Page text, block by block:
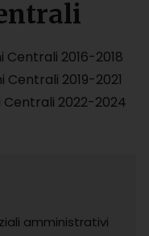
Centrali 2016-2018
Centrali 2019-2021
Centrali 2022-2024
amministrativi